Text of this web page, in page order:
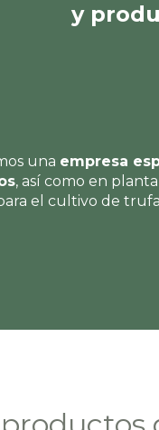
y
una empresa
, así como en
el cultivo de